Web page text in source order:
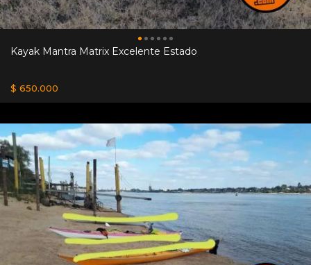
Kayak Mantra Matrix Excelente Estado
$ 650.000